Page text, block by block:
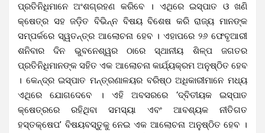
ପ୍ରତିନିଧିମାନେ ଅଂଶଗ୍ରହଣ କରିବେ । ଏଥିରେ ଇସ୍ପାତ ଓ ଖଣି
କ୍ଷେତ୍ର ସହ ଜଡ଼ିତ ବିଭିନ୍ନ ବିଷୟ ବିଶେଷ କରି ରାଜ୍ୟ ମାନଙ୍କ
ସମ୍ପର୍କରେ ସ୍ୱତନ୍ତ୍ର ଆଲୋଚନା ହେବ । ଏହାପରେ ୨୬ ଫେବୃଆରୀ
ଶନିବାର ଦିନ ଭୁବନେଶ୍ୱର ଠାରେ ସ୍ଥାନୀୟ ଶିଳ୍ପ ଜଗତର
ପ୍ରତିନିଧିମାନଙ୍କ ସହିତ ଏକ ଆଲୋଚନା କାର୍ଯ୍ୟକ୍ରମ ଅନୁଷ୍ଠିତ ହେବ
। କେନ୍ଦ୍ର ଇସ୍ପାତ ମନ୍ତ୍ରଣାଳୟର ବରିଷ୍ଠ ଅଧିକାରୀମାନେ ମଧ୍ୟ
ଏଥିରେ ଯୋଗଦେବେ । ଏହି ଅବସରରେ ‘ଦ୍ବିତୀୟକ ଇସ୍ପାତ
କ୍ଷେତ୍ରରେ ରହିଥିବା ସମସ୍ୟା ଏବଂ ଆବଶ୍ୟକ ନୀତିଗତ
ହସ୍ତକ୍ଷେପ’ ବିଷୟବସ୍ତୁକୁ ନେଇ ଏକ ଆଲୋଚନା ଅନୁଷ୍ଠିତ ହେବ ।